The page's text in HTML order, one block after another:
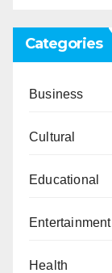
Categories
Business
Cultural
Educational
Entertainment
Health